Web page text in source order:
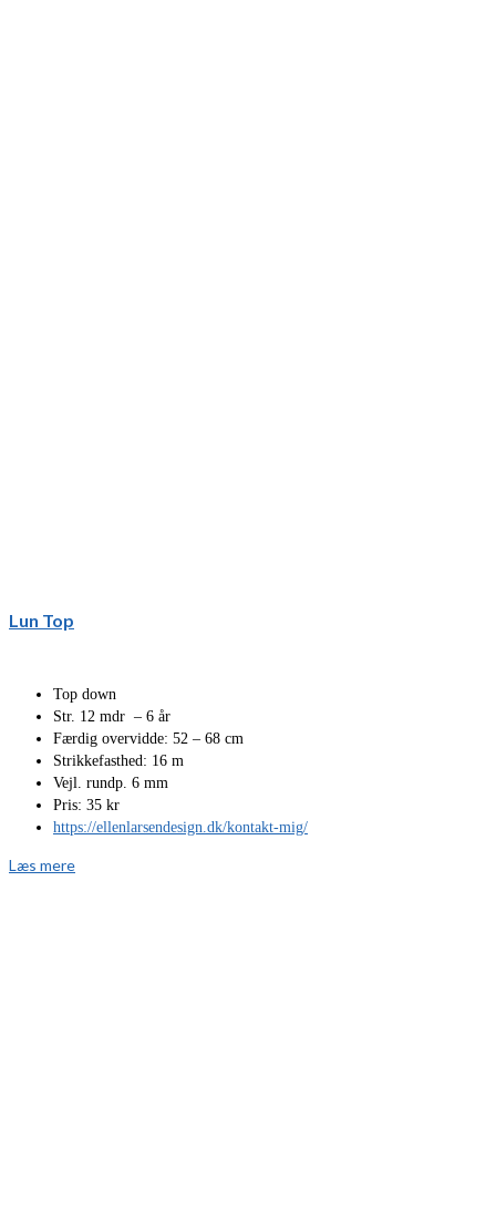
Lun Top
Top down
Str. 12 mdr – 6 år
Færdig overvidde: 52 – 68 cm
Strikkefasthed: 16 m
Vejl. rundp. 6 mm
Pris: 35 kr
https://ellenlarsendesign.dk/kontakt-mig/
Læs mere